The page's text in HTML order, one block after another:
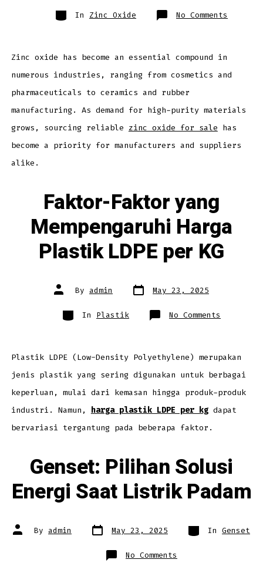
Categories
In Zinc Oxide No Comments
Where
Sale
Today
Zinc oxide has become an essential compound in
numerous industries, ranging from cosmetics and
pharmaceuticals to ceramics and rubber
manufacturing. As demand for high-purity materials
grows, sourcing reliable zinc oxide for sale has
become a priority for manufacturers and suppliers
alike.
Faktor-Faktor yang
Mempengaruhi Harga
Plastik LDPE per KG
Post
author
By admin Post
date
May 23, 2025
Categories
In Plastik No Comments
Faktor-
Plastik
per
KG
Plastik LDPE (Low-Density Polyethylene) merupakan
jenis plastik yang sering digunakan untuk berbagai
keperluan, mulai dari kemasan hingga produk-produk
industri. Namun, harga plastik LDPE per kgdapat
bervariasi tergantung pada beberapa faktor.
Genset: Pilihan Solusi
Energi Saat Listrik Padam
Post
author
By admin Post
date May 23, 2025 Categories
In Genset
No Comments